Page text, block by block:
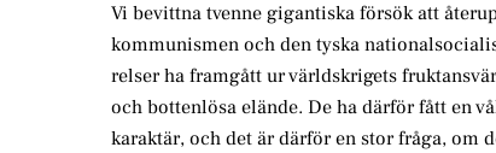
Vi bevittna tvenne gigantiska försök att
kommunismen och den tyska
relser ha framgått ur världskrigets
och bottenlösa elände. De ha därför fått en
karaktär, och det är därför en stor fråga, om